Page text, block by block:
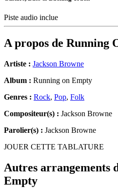
Piste audio inclue
A propos de Running
Artiste : Jackson Browne
Album : Running on Empty
Genres : Rock, Pop, Folk
Compositeur(s) : Jackson Browne
Parolier(s) : Jackson Browne
JOUER CETTE TABLATURE
Autres arrangements
Empty